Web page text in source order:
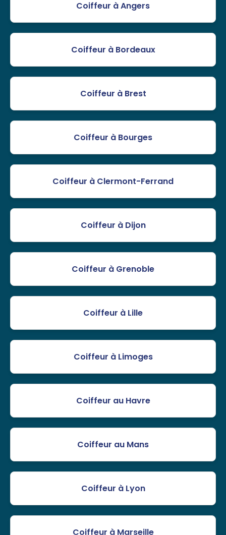
Coiffeur à Angers
Coiffeur à Bordeaux
Coiffeur à Brest
Coiffeur à Bourges
Coiffeur à Clermont-Ferrand
Coiffeur à Dijon
Coiffeur à Grenoble
Coiffeur à Lille
Coiffeur à Limoges
Coiffeur au Havre
Coiffeur au Mans
Coiffeur à Lyon
Coiffeur à Marseille